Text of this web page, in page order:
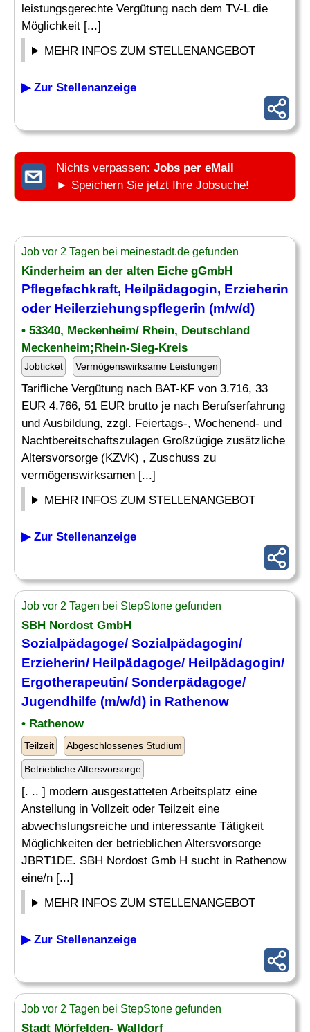
leistungsgerechte Vergütung nach dem TV-L die
Möglichkeit [...]
MEHR INFOS ZUM STELLENANGEBOT
▶ Zur Stellenanzeige
Nichts verpassen: Jobs per eMail
► Speichern Sie jetzt Ihre Jobsuche!
Job vor 2 Tagen bei meinestadt.de gefunden
Kinderheim an der alten Eiche gGmbH
Pflegefachkraft, Heilpädagogin, Erzieherin
oder Heilerziehungspflegerin (m/w/d)
• 53340, Meckenheim/ Rhein, Deutschland
Meckenheim;Rhein-Sieg-Kreis
Jobticket Vermögenswirksame Leistungen
Tarifliche Vergütung nach BAT-KF von 3.716, 33
EUR 4.766, 51 EUR brutto je nach Berufserfahrung
und Ausbildung, zzgl. Feiertags-, Wochenend- und
Nachtbereitschaftszulagen Großzügige zusätzliche
Altersvorsorge (KZVK) , Zuschuss zu
vermögenswirksamen [...]
MEHR INFOS ZUM STELLENANGEBOT
▶ Zur Stellenanzeige
Job vor 2 Tagen bei StepStone gefunden
SBH Nordost GmbH
Sozialpädagoge/ Sozialpädagogin/
Erzieherin/ Heilpädagoge/ Heilpädagogin/
Ergotherapeutin/ Sonderpädagoge/
Jugendhilfe (m/w/d) in Rathenow
• Rathenow
Teilzeit Abgeschlossenes Studium
Betriebliche Altersvorsorge
[. .. ] modern ausgestatteten Arbeitsplatz eine
Anstellung in Vollzeit oder Teilzeit eine
abwechslungsreiche und interessante Tätigkeit
Möglichkeiten der betrieblichen Altersvorsorge
JBRT1DE. SBH Nordost Gmb H sucht in Rathenow
eine/n [...]
MEHR INFOS ZUM STELLENANGEBOT
▶ Zur Stellenanzeige
Job vor 2 Tagen bei StepStone gefunden
Stadt Mörfelden- Walldorf